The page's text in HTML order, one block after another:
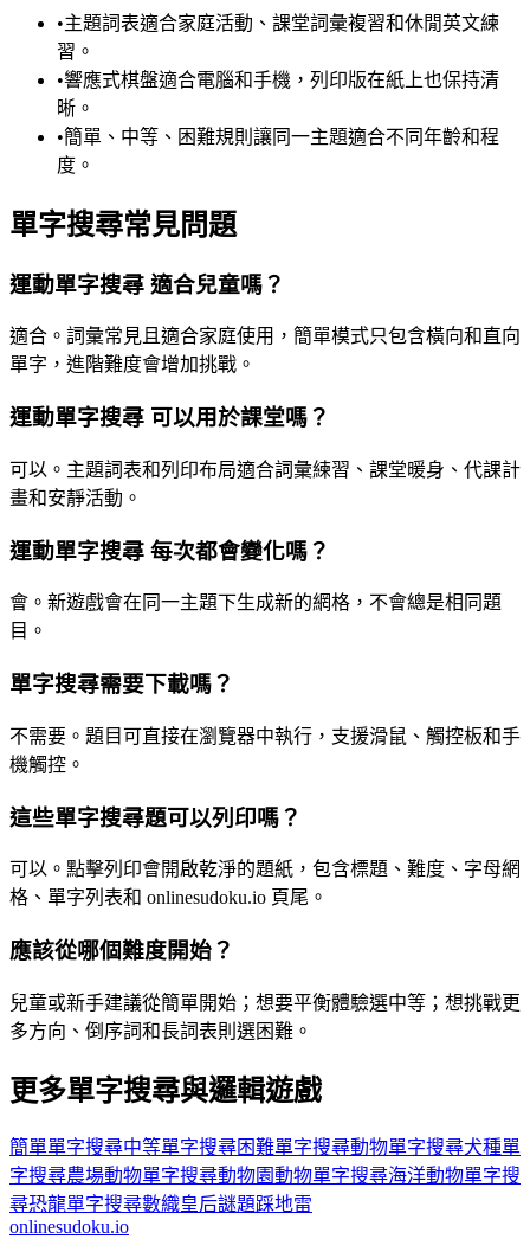
•主題詞表適合家庭活動、課堂詞彙複習和休閒英文練
習。
•響應式棋盤適合電腦和手機，列印版在紙上也保持清
晰。
•簡單、中等、困難規則讓同一主題適合不同年齡和程
度。
單字搜尋常見問題
運動單字搜尋 適合兒童嗎？
適合。詞彙常見且適合家庭使用，簡單模式只包含橫向和直向
單字，進階難度會增加挑戰。
運動單字搜尋 可以用於課堂嗎？
可以。主題詞表和列印布局適合詞彙練習、課堂暖身、代課計
畫和安靜活動。
運動單字搜尋 每次都會變化嗎？
會。新遊戲會在同一主題下生成新的網格，不會總是相同題
目。
單字搜尋需要下載嗎？
不需要。題目可直接在瀏覽器中執行，支援滑鼠、觸控板和手
機觸控。
這些單字搜尋題可以列印嗎？
可以。點擊列印會開啟乾淨的題紙，包含標題、難度、字母網
格、單字列表和 onlinesudoku.io 頁尾。
應該從哪個難度開始？
兒童或新手建議從簡單開始；想要平衡體驗選中等；想挑戰更
多方向、倒序詞和長詞表則選困難。
更多單字搜尋與邏輯遊戲
簡單單字搜尋中等單字搜尋困難單字搜尋動物單字搜尋犬種單
字搜尋農場動物單字搜尋動物園動物單字搜尋海洋動物單字搜
尋恐龍單字搜尋數織皇后謎題踩地雷
onlinesudoku.io